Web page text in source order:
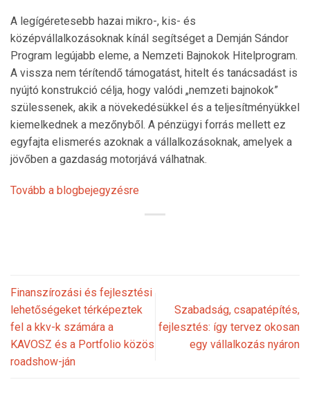
A legígéretesebb hazai mikro-, kis- és
középvállalkozásoknak kínál segítséget a Demján Sándor
Program legújabb eleme, a Nemzeti Bajnokok Hitelprogram.
A vissza nem térítendő támogatást, hitelt és tanácsadást is
nyújtó konstrukció célja, hogy valódi „nemzeti bajnokok”
szülessenek, akik a növekedésükkel és a teljesítményükkel
kiemelkednek a mezőnyből. A pénzügyi forrás mellett ez
egyfajta elismerés azoknak a vállalkozásoknak, amelyek a
jövőben a gazdaság motorjává válhatnak.
Tovább a blogbejegyzésre
Finanszírozási és fejlesztési
lehetőségeket térképeztek
fel a kkv-k számára a
KAVOSZ és a Portfolio közös
roadshow-ján
Szabadság, csapatépítés,
fejlesztés: így tervez okosan
egy vállalkozás nyáron